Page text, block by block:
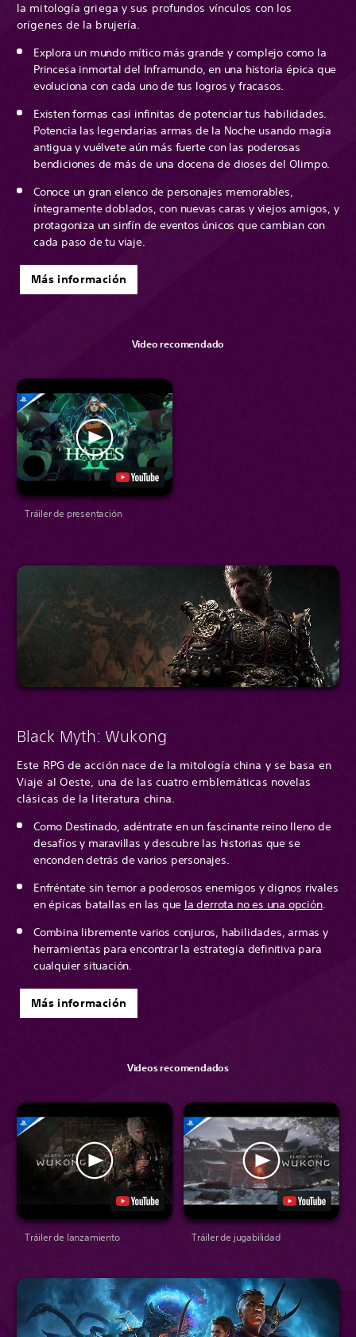
la mitología griega y sus profundos vínculos con los
orígenes de la brujería.
Explora un mundo mítico más grande y complejo como la
Princesa inmortal del Inframundo, en una historia épica que
evoluciona con cada uno de tus logros y fracasos.
Existen formas casi infinitas de potenciar tus habilidades.
Potencia las legendarias armas de la Noche usando magia
antigua y vuélvete aún más fuerte con las poderosas
bendiciones de más de una docena de dioses del Olimpo.
Conoce un gran elenco de personajes memorables,
íntegramente doblados, con nuevas caras y viejos amigos, y
protagoniza un sinfín de eventos únicos que cambian con
cada paso de tu viaje.
Más información
Video recomendado
Tráiler de presentación
Black Myth: Wukong
Este RPG de acción nace de la mitología china y se basa en
Viaje al Oeste, una de las cuatro emblemáticas novelas
clásicas de la literatura china.
Como Destinado, adéntrate en un fascinante reino lleno de
desafíos y maravillas y descubre las historias que se
enconden detrás de varios personajes.
Enfréntate sin temor a poderosos enemigos y dignos rivales
en épicas batallas en las que la derrota no es una opción.
Combina libremente varios conjuros, habilidades, armas y
herramientas para encontrar la estrategia definitiva para
cualquier situación.
Más información
Videos recomendados
Tráiler de lanzamiento Tráiler de jugabilidad